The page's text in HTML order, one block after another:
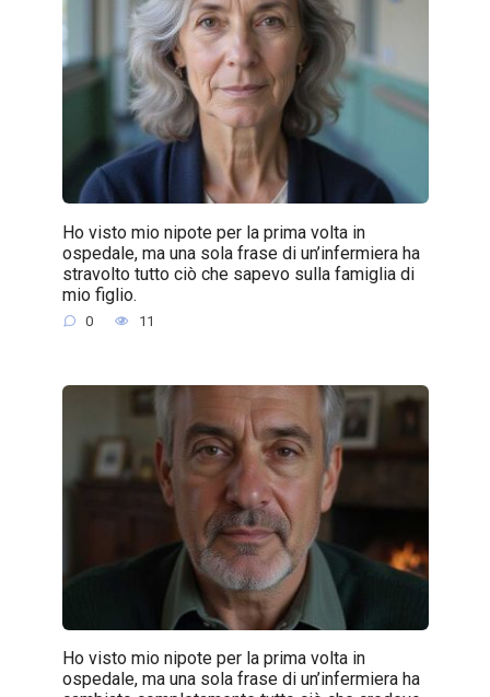
Ho visto mio nipote per la prima volta in
ospedale, ma una sola frase di un’infermiera ha
stravolto tutto ciò che sapevo sulla famiglia di
mio figlio.
0 11
Ho visto mio nipote per la prima volta in
ospedale, ma una sola frase di un’infermiera ha